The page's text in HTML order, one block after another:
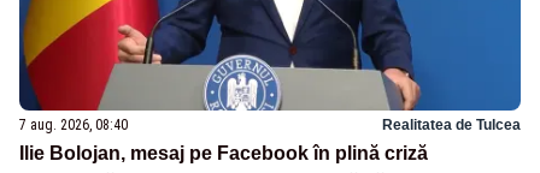
7 aug. 2026, 08:40 Realitatea de Tulcea
Ilie Bolojan, mesaj pe Facebook în plină criză